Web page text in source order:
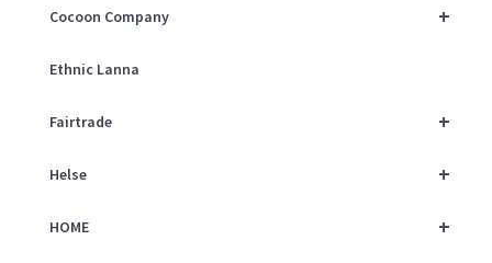
+
Cocoon Company
Ethnic Lanna
+
Fairtrade
+
Helse
+
HOME